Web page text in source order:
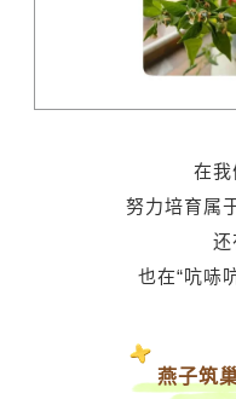
在我
努力培育属
还
也在“吭哧
燕子筑